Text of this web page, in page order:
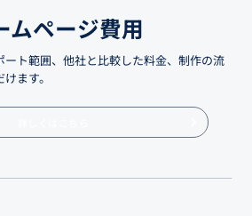
ムページ費用
ト範囲、他社と比較した料金、制作の流
ます。